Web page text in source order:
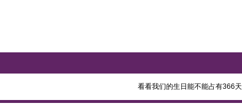
看看我们的生日能不能占有366天